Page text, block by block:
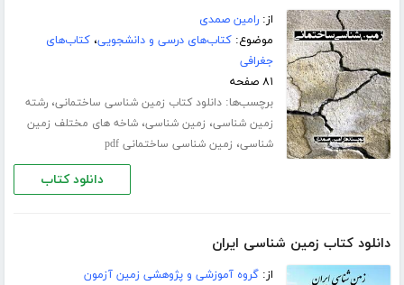
از:رامین صمدی
موضوع:کتاب‌های درسی و دانشجویی،کتاب‌های
جغرافی
۸۱ صفحه
برچسب‌ها:دانلود کتاب زمین شناسی ساختمانی،رشته
زمین شناسی، زمین شناسی،شاخه های مختلف زمین
شناسی، زمین شناسی ساختمانی pdf
دانلود کتاب
دانلود کتاب زمین شناسی ایران
از:گروه آموزشی و پژوهشی زمین آزمون